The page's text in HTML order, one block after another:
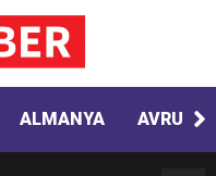
ALMANYA AVRUPA
en iyi SUV